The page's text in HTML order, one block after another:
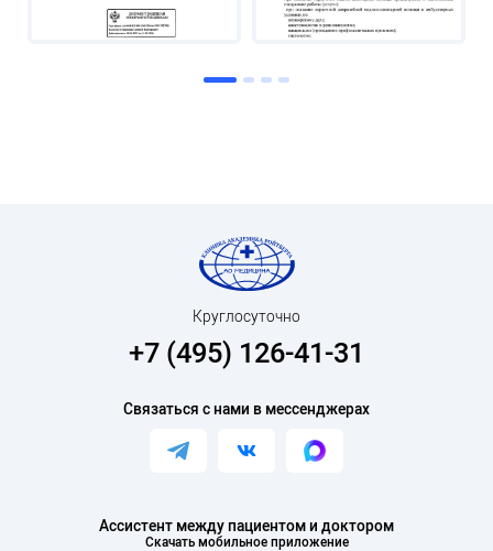
Ассистент между пациентом и доктором
Скачать мобильное приложение
Круглосуточно
+7 (495) 126-41-31
Связаться с нами в мессенджерах